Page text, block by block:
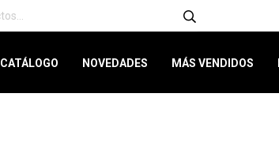
CATÁLOGO NOVEDADES MÁS VENDIDOS